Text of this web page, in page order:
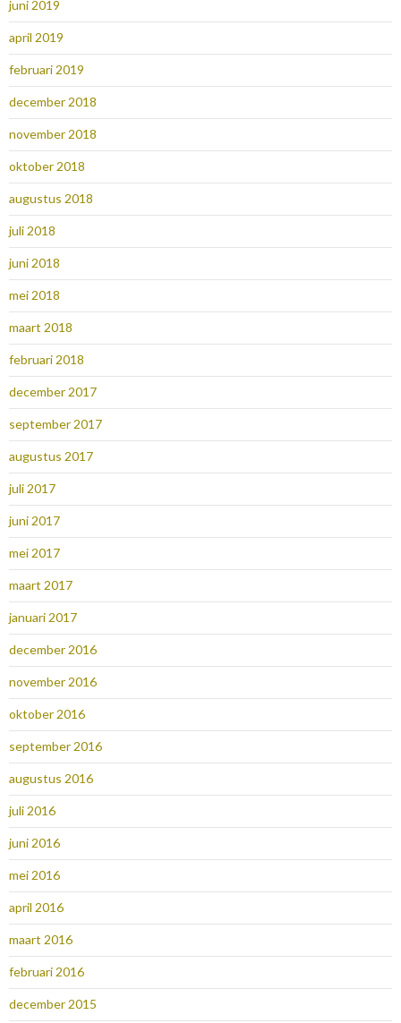
juni 2019
april 2019
februari 2019
december 2018
november 2018
oktober 2018
augustus 2018
juli 2018
juni 2018
mei 2018
maart 2018
februari 2018
december 2017
september 2017
augustus 2017
juli 2017
juni 2017
mei 2017
maart 2017
januari 2017
december 2016
november 2016
oktober 2016
september 2016
augustus 2016
juli 2016
juni 2016
mei 2016
april 2016
maart 2016
februari 2016
december 2015